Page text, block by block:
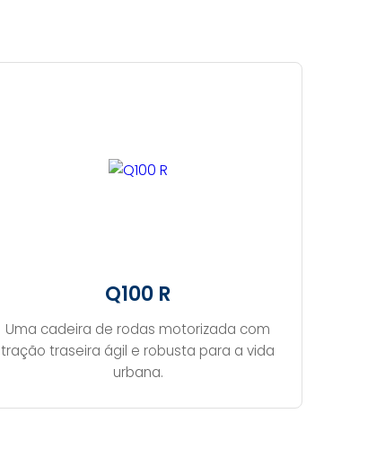
Q100 R
Uma cadeira de rodas motorizada com
tração traseira ágil e robusta para a vida
urbana.